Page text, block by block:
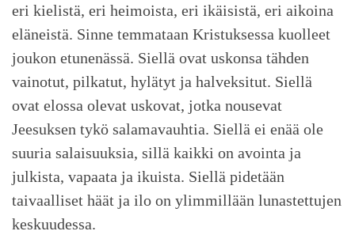
eri kielistä, eri heimoista, eri ikäisistä, eri aikoina
eläneistä. Sinne temmataan Kristuksessa kuolleet
joukon etunenässä. Siellä ovat uskonsa tähden
vainotut, pilkatut, hylätyt ja halveksitut. Siellä
ovat elossa olevat uskovat, jotka nousevat
Jeesuksen tykö salamavauhtia. Siellä ei enää ole
suuria salaisuuksia, sillä kaikki on avointa ja
julkista, vapaata ja ikuista. Siellä pidetään
taivaalliset häät ja ilo on ylimmillään lunastettujen
keskuudessa.